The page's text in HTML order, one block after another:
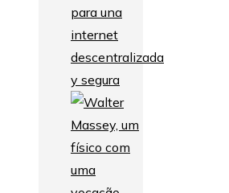
para una
internet
descentralizada
y segura